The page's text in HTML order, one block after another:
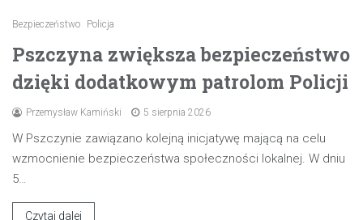
Bezpieczeństwo Policja
Pszczyna zwiększa bezpieczeństwo
dzięki dodatkowym patrolom Policji
Przemysław Kamiński 5 sierpnia 2026
W Pszczynie zawiązano kolejną inicjatywę mającą na celu
wzmocnienie bezpieczeństwa społeczności lokalnej. W dniu
5…
Czytaj dalej